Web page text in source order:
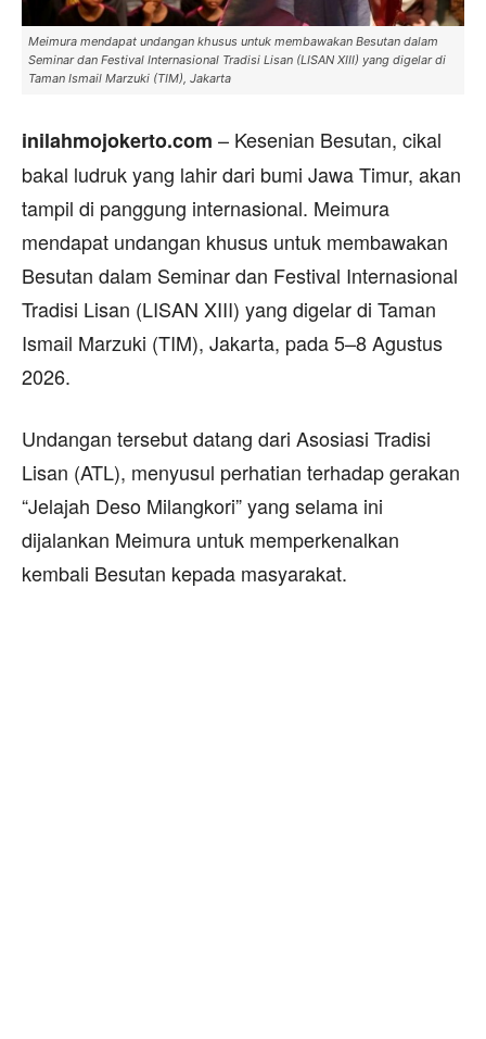
Meimura mendapat undangan khusus untuk membawakan Besutan dalam
Seminar dan Festival Internasional Tradisi Lisan (LISAN XIII) yang digelar di
Taman Ismail Marzuki (TIM), Jakarta
inilahmojokerto.com – Kesenian Besutan, cikal
bakal ludruk yang lahir dari bumi Jawa Timur, akan
tampil di panggung internasional. Meimura
mendapat undangan khusus untuk membawakan
Besutan dalam Seminar dan Festival Internasional
Tradisi Lisan (LISAN XIII) yang digelar di Taman
Ismail Marzuki (TIM), Jakarta, pada 5–8 Agustus
2026.
Undangan tersebut datang dari Asosiasi Tradisi
Lisan (ATL), menyusul perhatian terhadap gerakan
“Jelajah Deso Milangkori” yang selama ini
dijalankan Meimura untuk memperkenalkan
kembali Besutan kepada masyarakat.